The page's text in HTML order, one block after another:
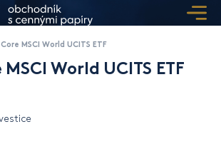
MSCI World UCITS ETF
World UCITS ETF